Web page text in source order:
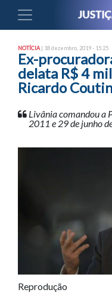
NOTÍCIA | 18 dezembro, 2019 - 15:25
Ex-
delata R$ 4
Ricardo
Livânia comandou a
2011 e 29 de junho
Reprodução